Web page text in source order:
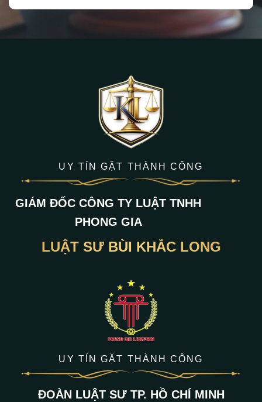
UY TÍN GẶT THÀNH CÔNG
GIÁM ĐỐC CÔNG TY LUẬT TNHH
PHONG GIA
LUẬT SƯ BÙI KHẮC LONG
UY TÍN GẶT THÀNH CÔNG
ĐOÀN LUẬT SƯ TP. HỒ CHÍ MINH